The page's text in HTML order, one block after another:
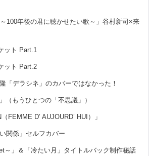
100年後の君に聴かせたい歌～」谷村新司×来
ット Part.1
ット Part.2
「デラシネ」のカバーではなかった！
（もうひとつの「不思議」）
FEMME D’ AUJOURD’ HUI）」
関係」セルフカバー
～」＆「冷たい月」タイトルバック制作秘話